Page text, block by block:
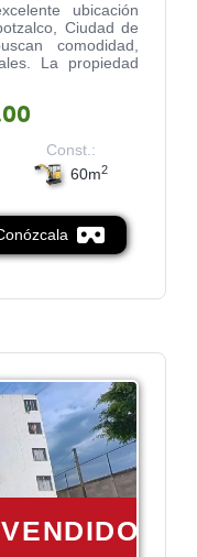
ubicación
Ciudad de
comodidad,
La propiedad
Const.:
60m2
VENDIDO